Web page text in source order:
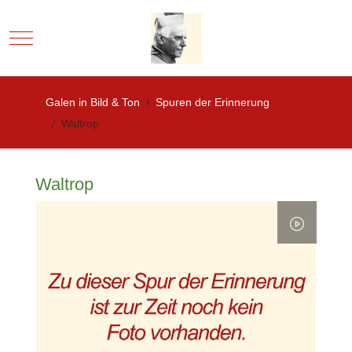
Mobile Menu Toggle
Galen in Bild & Ton
Spuren der Erinnerung
Waltrop
Waltrop